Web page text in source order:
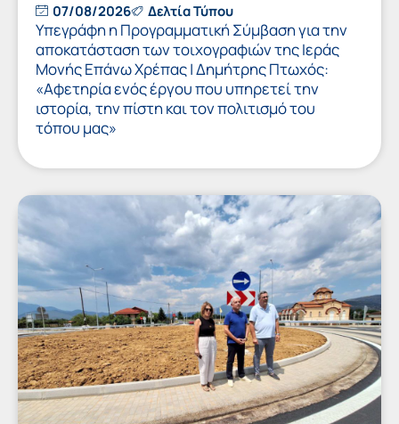
07/08/2026 Δελτία Τύπου
Υπεγράφη η Προγραμματική Σύμβαση για την
αποκατάσταση των τοιχογραφιών της Ιεράς
Μονής Επάνω Χρέπας | Δημήτρης Πτωχός:
«Αφετηρία ενός έργου που υπηρετεί την
ιστορία, την πίστη και τον πολιτισμό του
τόπου μας»